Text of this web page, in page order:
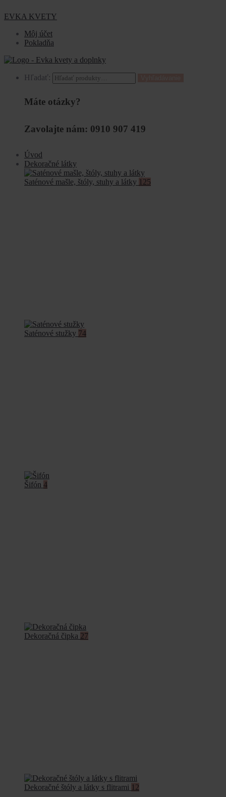
EVKA KVETY
Môj účet
Pokladňa
Hľadať:
Máte otázky?
Zavolajte nám: 0910 907 419
Úvod
Dekoračné látky
Saténové mašle, štóly, stuhy a látky 125
Saténové stužky 74
Šifón 4
Dekoračná čipka 27
Dekoračné štóly a látky s flitrami 12